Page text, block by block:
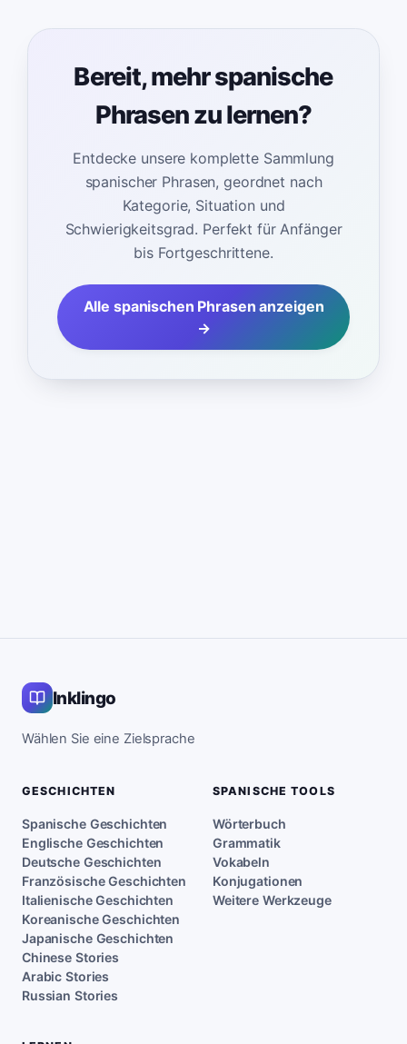
Bereit, mehr spanische
Phrasen zu lernen?
Entdecke unsere komplette Sammlung
spanischer Phrasen, geordnet nach
Kategorie, Situation und
Schwierigkeitsgrad. Perfekt für Anfänger
bis Fortgeschrittene.
Alle spanischen Phrasen anzeigen
→
Inklingo
Wählen Sie eine Zielsprache
GESCHICHTEN
Spanische Geschichten
Englische Geschichten
Deutsche Geschichten
Französische Geschichten
Italienische Geschichten
Koreanische Geschichten
Japanische Geschichten
Chinese Stories
Arabic Stories
Russian Stories
SPANISCHE TOOLS
Wörterbuch
Grammatik
Vokabeln
Konjugationen
Weitere Werkzeuge